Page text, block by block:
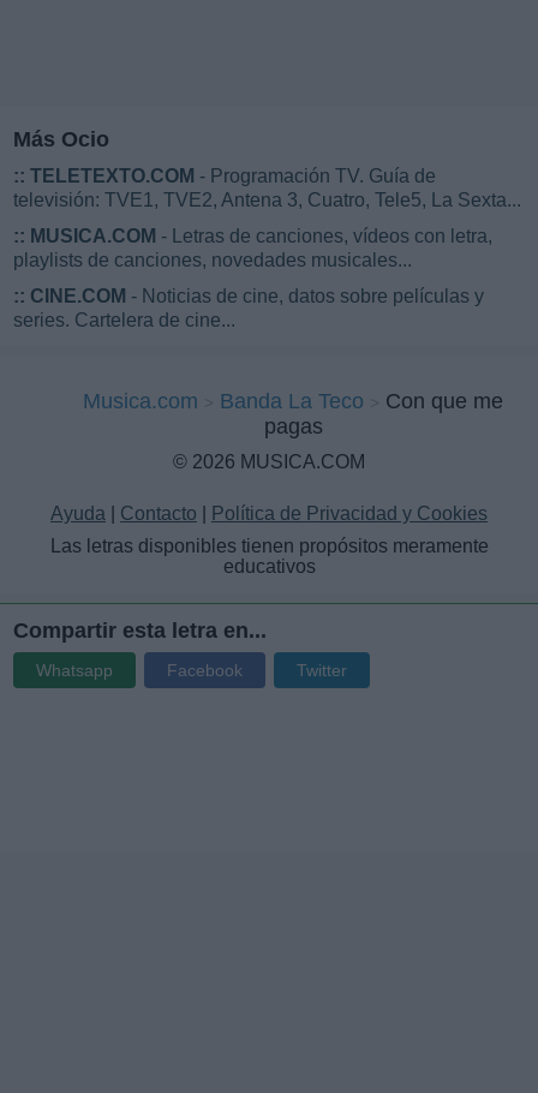
Más Ocio
:: TELETEXTO.COM - Programación TV. Guía de
televisión: TVE1, TVE2, Antena 3, Cuatro, Tele5, La Sexta...
:: MUSICA.COM - Letras de canciones, vídeos con letra,
playlists de canciones, novedades musicales...
:: CINE.COM - Noticias de cine, datos sobre películas y
series. Cartelera de cine...
Musica.com Banda La Teco
Con que me
pagas
© 2026 MUSICA.COM
Ayuda Contacto
Política de Privacidad y Cookies
Las letras disponibles tienen propósitos meramente
educativos
Compartir esta letra en...
Whatsapp Facebook Twitter